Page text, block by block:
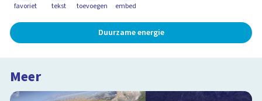
favoriet tekst toevoegen embed
Duurzame energie
Meer